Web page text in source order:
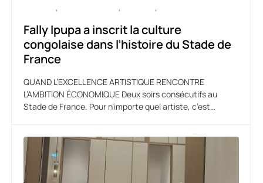
Fally Ipupa a inscrit la culture
congolaise dans l’histoire du Stade de
France
QUAND L’EXCELLENCE ARTISTIQUE RENCONTRE
L’AMBITION ÉCONOMIQUE Deux soirs consécutifs au
Stade de France. Pour n’importe quel artiste, c’est…